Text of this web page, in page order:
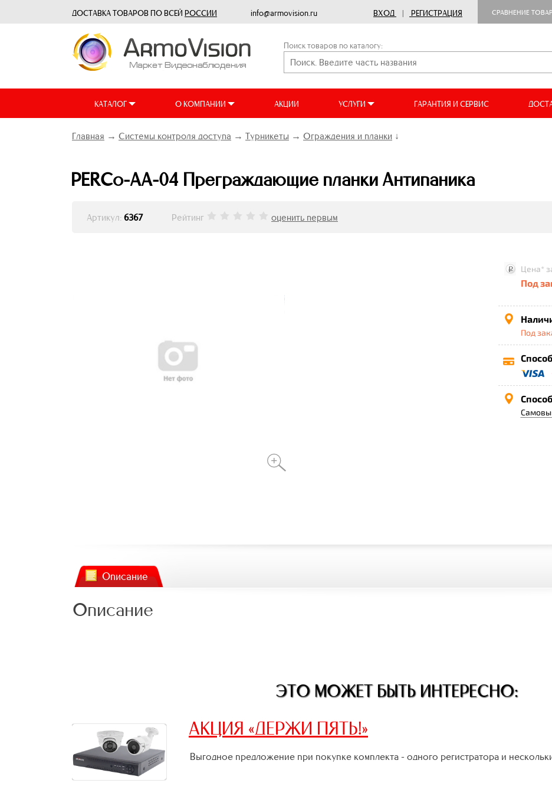
ДОСТАВКА ТОВАРОВ ПО ВСЕЙ РОССИИ info@armovision.ru ВХОД | РЕГИСТРАЦИЯ СРАВНЕНИЕ
Поиск товаров по каталогу:
КАТАЛОГ О КОМПАНИИ АКЦИИ УСЛУГИ ГАРАНТИЯ И СЕРВИС
Главная → Системы контроля доступа → Турникеты → Ограждения и планки ↓
PERCo-AA-04 Преграждающие планки Антипаника
Артикул: 6367 Рейтинг оценить первым
Цена*
Под
Под
Описание
Описание
ЭТО МОЖЕТ БЫТЬ ИНТЕРЕСНО:
АКЦИЯ «ДЕРЖИ ПЯТЬ!»
Выгодное предложение при покупке комплекта - одного регистратора и